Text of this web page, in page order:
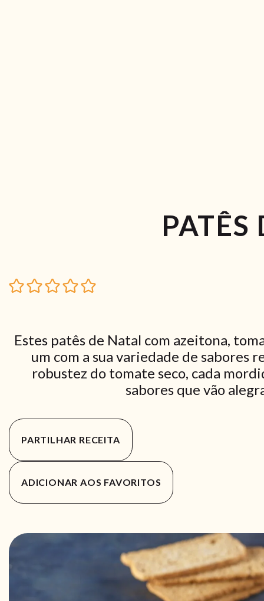
PATÊS
Estes patês de Natal com azeitona,
um com a sua variedade de sabores
robustez do tomate seco, cada
sabores que vão
PARTILHAR RECEITA
ADICIONAR AOS FAVORITOS